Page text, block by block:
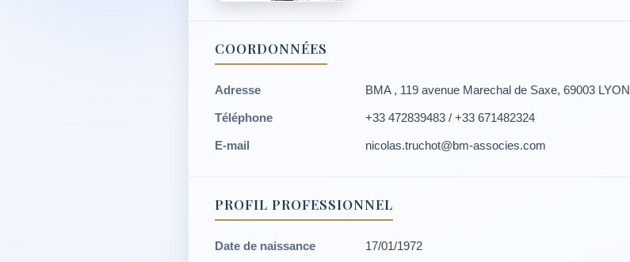
COORDONNÉES
Adresse BMA , 119 avenue Marechal de Saxe, 69003 LYON
Téléphone +33 472839483 / +33 671482324
E-mail nicolas.truchot@bm-associes.com
PROFIL PROFESSIONNEL
Date de naissance 17/01/1972